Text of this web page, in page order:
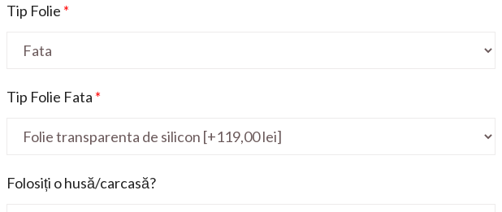
Tip Folie *
Tip Folie Fata *
Folosiți o husă/carcasă?